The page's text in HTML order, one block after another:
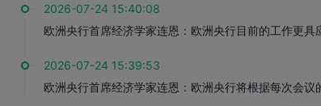
2026-07-24 15:40:08
欧洲央行首席经济学家连恩：欧洲央行目前的工作更具
2026-07-24 15:39:53
欧洲央行首席经济学家连恩：欧洲央行将根据每次会议